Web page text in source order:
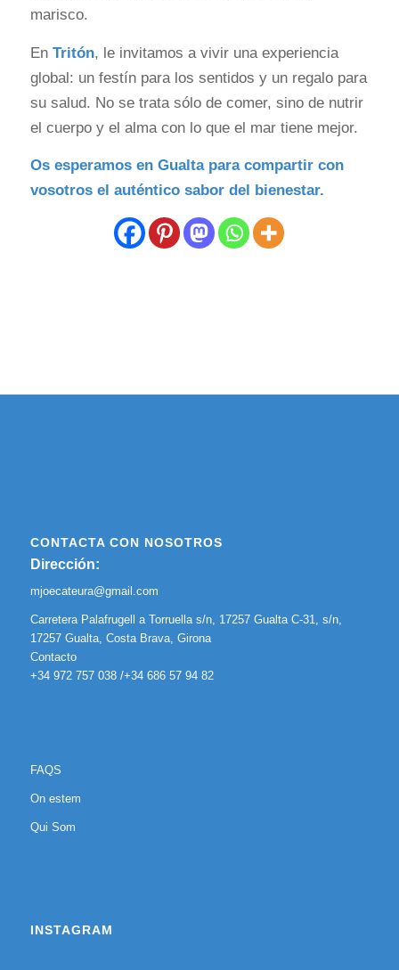
marisco.
En Tritón, le invitamos a vivir una experiencia
global: un festín para los sentidos y un regalo para
su salud. No se trata sólo de comer, sino de nutrir
el cuerpo y el alma con lo que el mar tiene mejor.
Os esperamos en Gualta para compartir con
vosotros el auténtico sabor del bienestar.
CONTACTA CON NOSOTROS
Dirección:
mjoecateura@gmail.com
Carretera Palafrugell a Torruella s/n, 17257 Gualta C-31, s/n,
17257 Gualta, Costa Brava, Girona
Contacto
+34 972 757 038 /+34 686 57 94 82
FAQS
On estem
Qui Som
INSTAGRAM